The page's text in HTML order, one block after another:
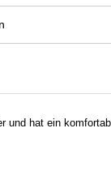
und hat ein